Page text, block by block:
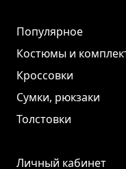
Популярное
Костюмы и
Кроссовки
Сумки, рюкзаки
Толстовки
Личный кабинет